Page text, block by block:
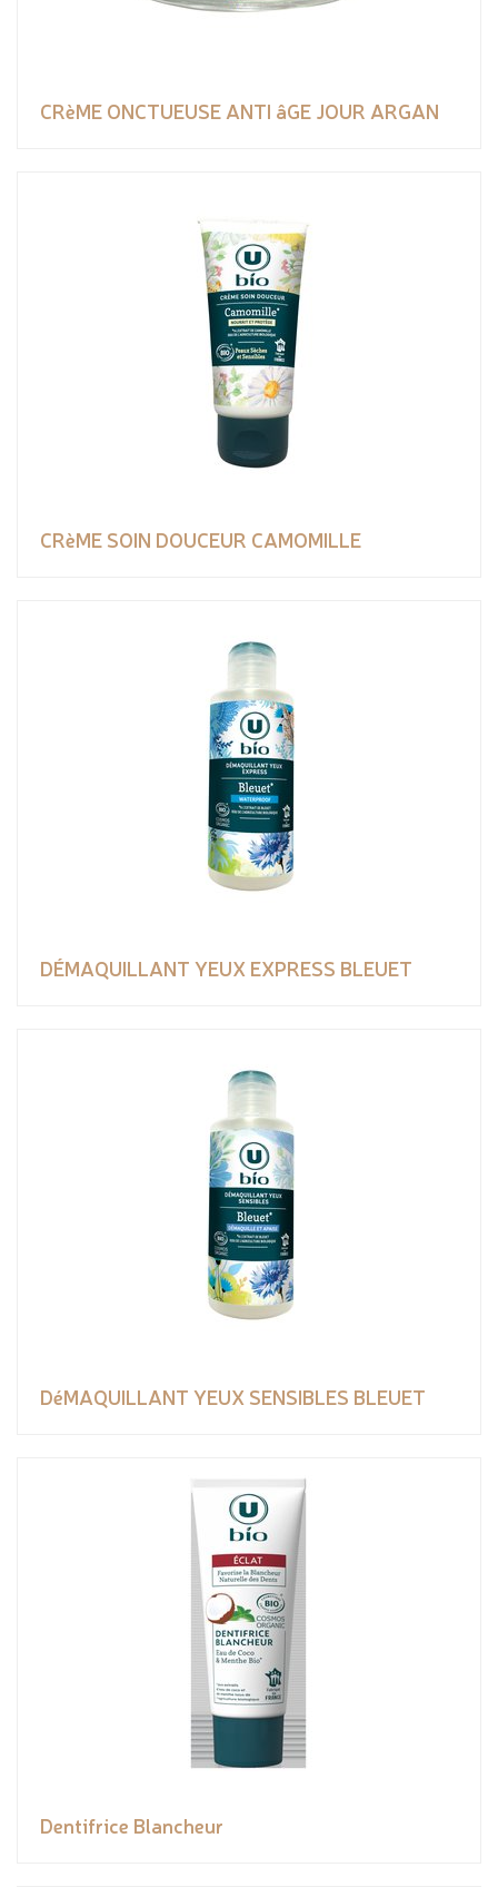
CRèME ONCTUEUSE ANTI âGE JOUR ARGAN
CRèME SOIN DOUCEUR CAMOMILLE
DÉMAQUILLANT YEUX EXPRESS BLEUET
DéMAQUILLANT YEUX SENSIBLES BLEUET
Dentifrice Blancheur